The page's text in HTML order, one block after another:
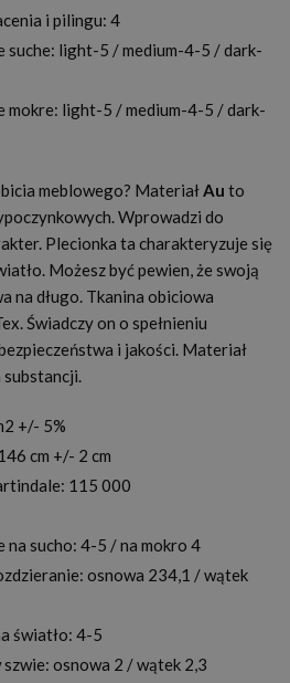
i pilingu: 4
suche: light-5 / medium-4-5 / dark-
mokre: light-5 / medium-4-5 / dark-
meblowego? MateriałAu to
Wprowadzi do
Plecionka ta charakteryzuje się
Możesz być pewien, że swoją
na długo. Tkanina obiciowa
Świadczy on o spełnieniu
i jakości. Materiał
+/- 5%
cm +/- 2 cm
115 000
na sucho: 4-5 / na mokro 4
osnowa 234,1 / wątek
światło: 4-5
osnowa 2 / wątek 2,3